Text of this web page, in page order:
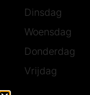
Dinsdag
Woensdag
Donderdag
Vrijdag